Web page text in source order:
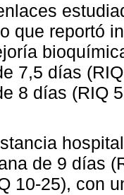
que reportó
7,5 días
8 días (RIQ
de 9 días
10-25), con